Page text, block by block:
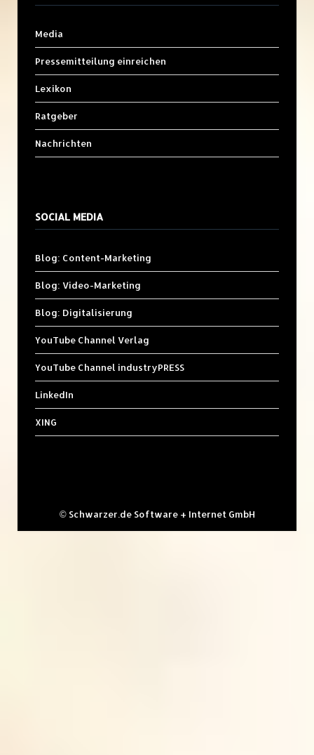
Media
Pressemitteilung einreichen
Lexikon
Ratgeber
Nachrichten
SOCIAL MEDIA
Blog: Content-Marketing
Blog: Video-Marketing
Blog: Digitalisierung
YouTube Channel Verlag
YouTube Channel industryPRESS
LinkedIn
XING
© Schwarzer.de Software + Internet GmbH